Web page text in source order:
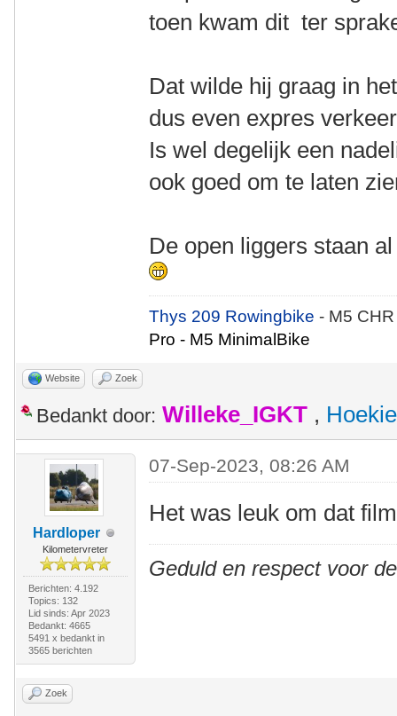
toen kwam dit ter
Dat wilde hij graag in
dus even expres
Is wel degelijk een
ook goed om te laten
De open liggers staan
Thys 209 Rowingbike- M5
Pro - M5 MinimalBike
Website Zoek
Bedankt door: Willeke_IGKT , Hoekie
Hardloper
Kilometervreter
Berichten: 4.192
Topics: 132
Lid sinds: Apr 2023
Bedankt: 4665
5491 x bedankt in
3565 berichten
07-Sep-2023, 08:26 AM
Het was leuk om dat
Geduld en respect voor
Zoek